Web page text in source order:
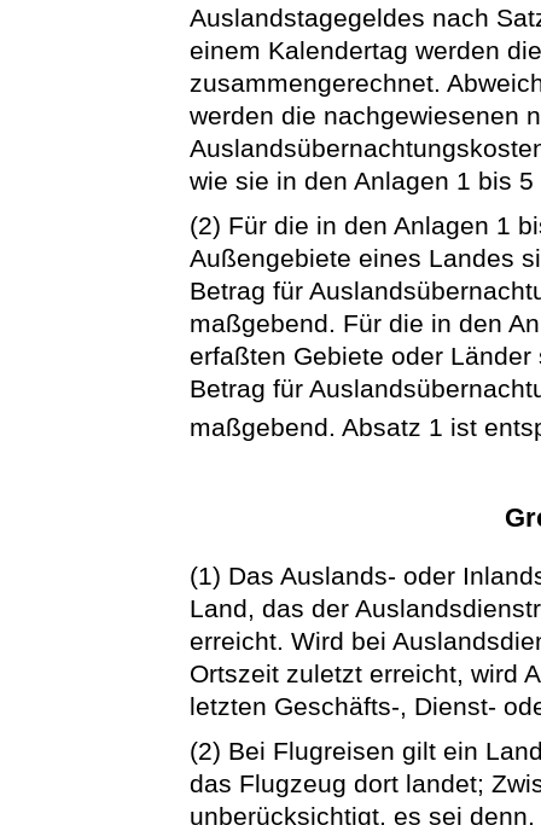
Auslandstagegeldes nach
einem Kalendertag werden
zusammengerechnet.
werden die nachgewiesenen
wie sie in den Anlagen 1 bis
(2) Für die in den Anlagen 1
Außengebiete eines Landes
Betrag für
maßgebend. Für die in den
erfaßten Gebiete oder
Betrag für
maßgebend. Absatz 1 ist
(1) Das Auslands- oder
Land, das der
erreicht. Wird bei
Ortszeit zuletzt erreicht, wird
letzten Geschäfts-, Dienst-
(2) Bei Flugreisen gilt ein
das Flugzeug dort landet;
unberücksichtigt, es sei